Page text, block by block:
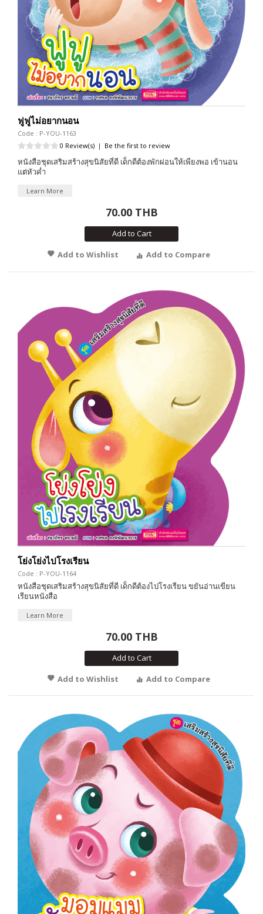
ฟูฟูไม่อยากนอน
Code : P-YOU-1163
0 Review(s) | Be the first to review
หนังสือชุดเสริมสร้างสุขนิสัยที่ดี เด็กดีต้องพักผ่อนให้เพียงพอ เข้านอน
แต่หัวค่ำ
Learn More
70.00 THB
Add to Cart
Add to Wishlist
Add to Compare
โย่งโย่งไปโรงเรียน
Code : P-YOU-1164
หนังสือชุดเสริมสร้างสุขนิสัยที่ดี เด็กดีต้องไปโรงเรียน ขยันอ่านเขียน
เรียนหนังสือ
Learn More
70.00 THB
Add to Cart
Add to Wishlist
Add to Compare